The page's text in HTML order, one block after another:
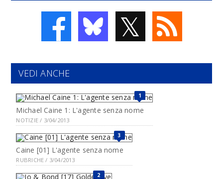
𝕏
VEDI ANCHE
1
Michael Caine 1: L'agente senza nome
NOTIZIE / 3/04/2013
3
Caine [01] L'agente senza nome
RUBRICHE / 3/04/2013
2